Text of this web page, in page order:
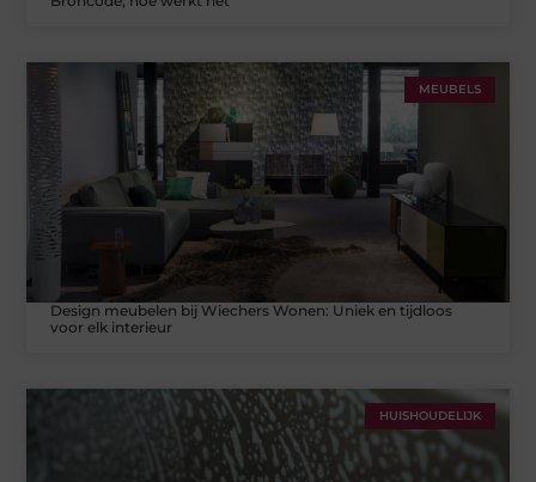
MEUBELS
Design meubelen bij Wiechers Wonen: Uniek en tijdloos
voor elk interieur
HUISHOUDELIJK